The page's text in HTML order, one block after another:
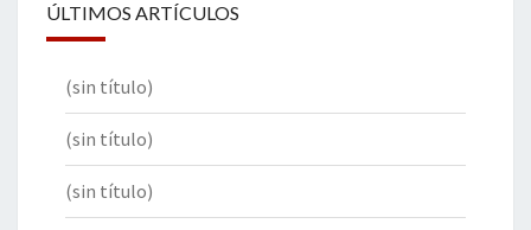
ÚLTIMOS ARTÍCULOS
(sin título)
(sin título)
(sin título)